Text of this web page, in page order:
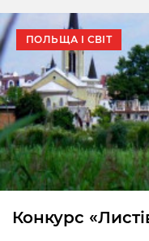
ПОЛЬЩА І СВІТ
Конкурс